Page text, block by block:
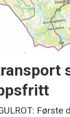
Første